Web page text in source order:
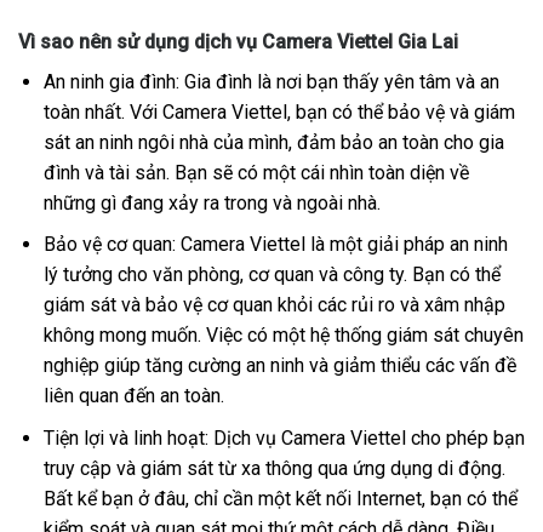
Vì sao nên sử dụng dịch vụ Camera Viettel Gia Lai
An ninh gia đình: Gia đình là nơi bạn thấy yên tâm và an
toàn nhất. Với Camera Viettel, bạn có thể bảo vệ và giám
sát an ninh ngôi nhà của mình, đảm bảo an toàn cho gia
đình và tài sản. Bạn sẽ có một cái nhìn toàn diện về
những gì đang xảy ra trong và ngoài nhà.
Bảo vệ cơ quan: Camera Viettel là một giải pháp an ninh
lý tưởng cho văn phòng, cơ quan và công ty. Bạn có thể
giám sát và bảo vệ cơ quan khỏi các rủi ro và xâm nhập
không mong muốn. Việc có một hệ thống giám sát chuyên
nghiệp giúp tăng cường an ninh và giảm thiểu các vấn đề
liên quan đến an toàn.
Tiện lợi và linh hoạt: Dịch vụ Camera Viettel cho phép bạn
truy cập và giám sát từ xa thông qua ứng dụng di động.
Bất kể bạn ở đâu, chỉ cần một kết nối Internet, bạn có thể